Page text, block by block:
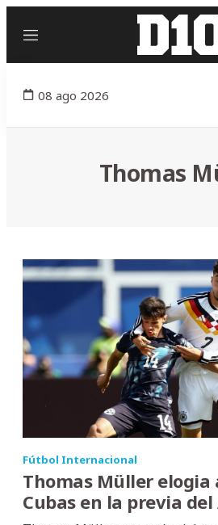
Menú
08 ago 2026
Thomas
Fútbol Internacional
Thomas Müller elogia
Cubas en la previa del